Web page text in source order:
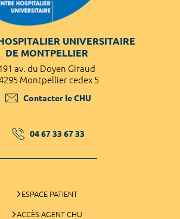
UNIVERSITAIRE
DE MONTPELLIER
av. du Doyen Giraud
Montpellier cedex 5
Contacter le CHU
04 67 33 67 33
ESPACE PATIENT
ACCÈS AGENT CHU